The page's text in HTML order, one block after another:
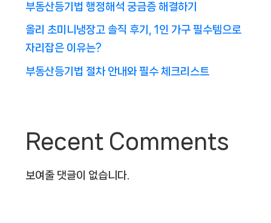
부동산등기법 행정해석 궁금증 해결하기
올리 초미니냉장고 솔직 후기, 1인 가구 필수템으로
자리잡은 이유는?
부동산등기법 절차 안내와 필수 체크리스트
Recent Comments
보여줄 댓글이 없습니다.